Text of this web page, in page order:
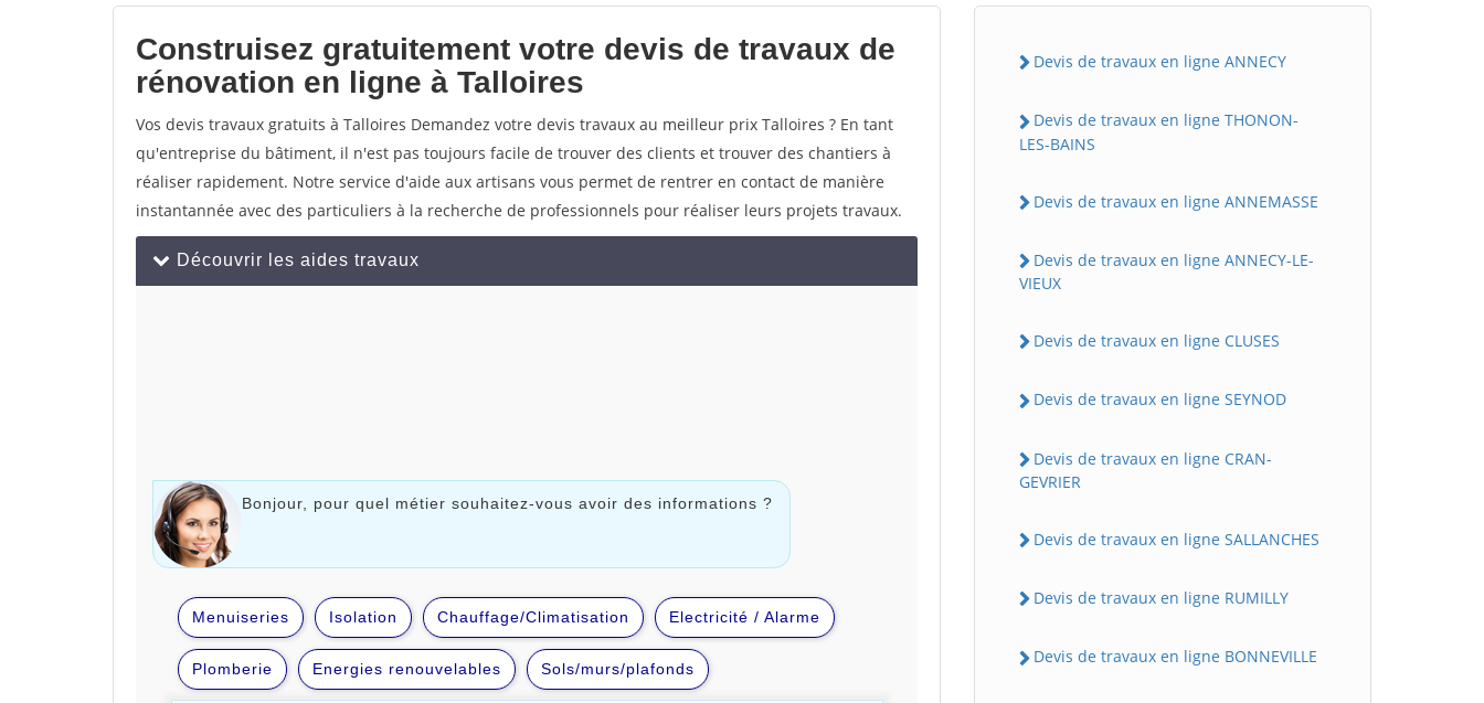
Construisez gratuitement votre devis de travaux de
rénovation en ligne à Talloires
Vos devis travaux gratuits à Talloires Demandez votre devis travaux au meilleur prix Talloires ? En tant
qu'entreprise du bâtiment, il n'est pas toujours facile de trouver des clients et trouver des chantiers à
réaliser rapidement. Notre service d'aide aux artisans vous permet de rentrer en contact de manière
instantannée avec des particuliers à la recherche de professionnels pour réaliser leurs projets travaux.
Devis de travaux en ligne ANNECY
Devis de travaux en ligne THONON-
LES-BAINS
Devis de travaux en ligne ANNEMASSE
Devis de travaux en ligne ANNECY-LE-
VIEUX
Devis de travaux en ligne CLUSES
Devis de travaux en ligne SEYNOD
Devis de travaux en ligne CRAN-
GEVRIER
Devis de travaux en ligne SALLANCHES
Devis de travaux en ligne RUMILLY
Devis de travaux en ligne BONNEVILLE